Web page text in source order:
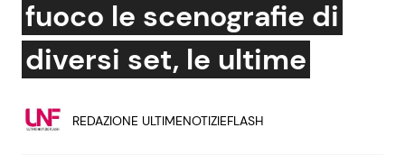
Attualità Italiana Bellezze VIP
fuoco le scenografie di
diversi set, le ultime
REDAZIONE ULTIMENOTIZIEFLASH